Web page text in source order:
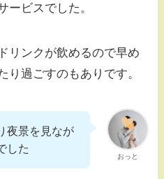
ービスでした。
リンクが飲めるので早め
り過ごすのもありです。
おっと
夜景を見なが
した